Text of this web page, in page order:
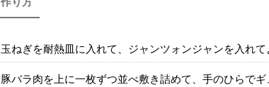
玉ねぎを耐熱皿に入れて、ジャンツォンジャンを入れて
豚バラ肉を上に一枚ずつ並べ敷き詰めて、手のひらでギ